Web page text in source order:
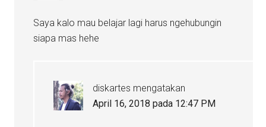
Saya kalo mau belajar lagi harus ngehubungin
siapa mas hehe
diskartes mengatakan
April 16, 2018 pada 12:47 PM